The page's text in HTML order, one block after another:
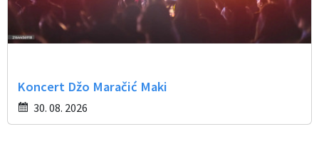
Koncert Džo Maračić Maki
30. 08. 2026